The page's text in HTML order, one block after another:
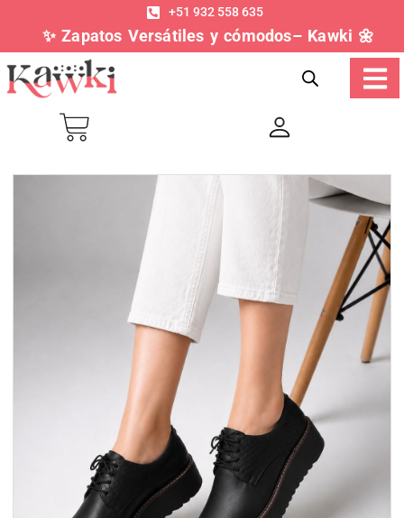
+51 932 558 635
✨ Zapatos Versátiles y cómodos– Kawki 🌼